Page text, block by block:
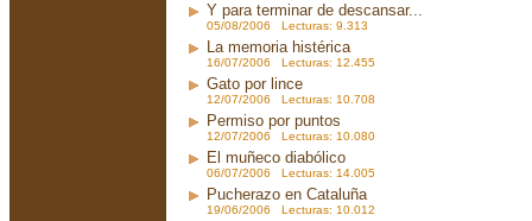
Y para terminar de descansar...
05/08/2006 Lecturas: 9.313
La memoria histérica
16/07/2006 Lecturas: 12.455
Gato por lince
12/07/2006 Lecturas: 10.708
Permiso por puntos
12/07/2006 Lecturas: 10.080
El muñeco diabólico
06/07/2006 Lecturas: 14.005
Pucherazo en Cataluña
19/06/2006 Lecturas: 10.012